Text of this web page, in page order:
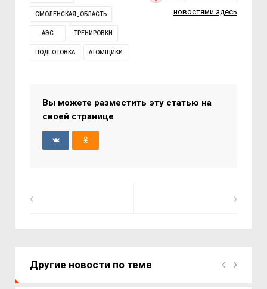
СМОЛЕНСКАЯ_ОБЛАСТЬ
АЭС ТРЕНИРОВКИ
ПОДГОТОВКА АТОМЩИКИ
новостями здесь
Вы можете разместить эту статью на
своей странице
Другие новости по теме